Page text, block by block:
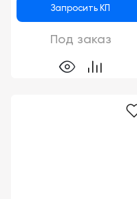
Запросить КП
Под заказ